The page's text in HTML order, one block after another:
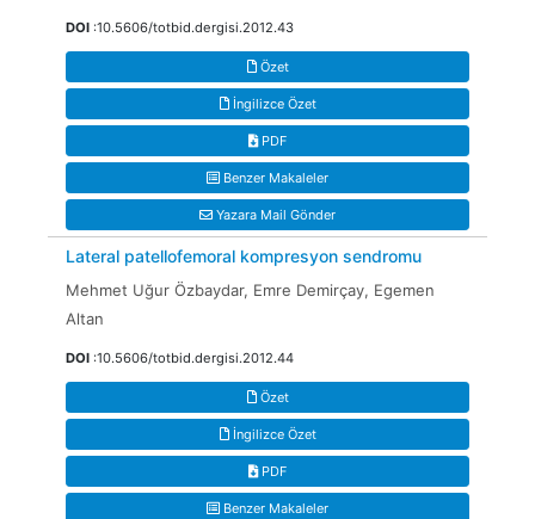
DOI :10.5606/totbid.dergisi.2012.43
Özet
İngilizce Özet
PDF
Benzer Makaleler
Yazara Mail Gönder
Lateral patellofemoral kompresyon sendromu
Mehmet Uğur Özbaydar, Emre Demirçay, Egemen
Altan
DOI :10.5606/totbid.dergisi.2012.44
Özet
İngilizce Özet
PDF
Benzer Makaleler